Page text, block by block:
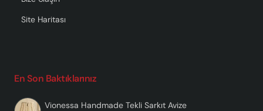
Site Haritası
En Son Baktıklarınız
Vionessa Handmade Tekli Sarkıt Avize